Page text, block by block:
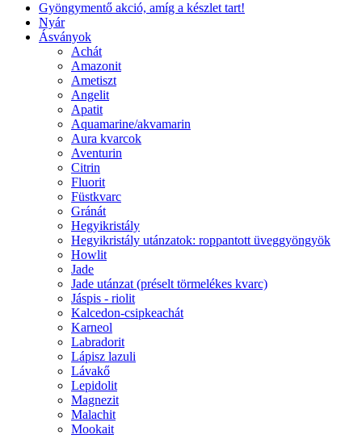
Gyöngymentő akció, amíg a készlet tart!
Nyár
Ásványok
Achát
Amazonit
Ametiszt
Angelit
Apatit
Aquamarine/akvamarin
Aura kvarcok
Aventurin
Citrin
Fluorit
Füstkvarc
Gránát
Hegyikristály
Hegyikristály utánzatok: roppantott üveggyöngyök
Howlit
Jade
Jade utánzat (préselt törmelékes kvarc)
Jáspis - riolit
Kalcedon-csipkeachát
Karneol
Labradorit
Lápisz lazuli
Lávakő
Lepidolit
Magnezit
Malachit
Mookait